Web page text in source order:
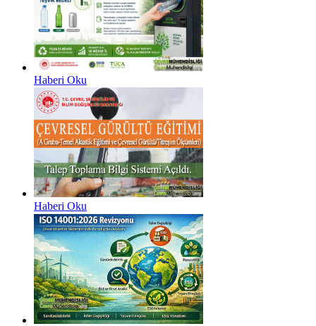
Haberi Oku
Haberi Oku